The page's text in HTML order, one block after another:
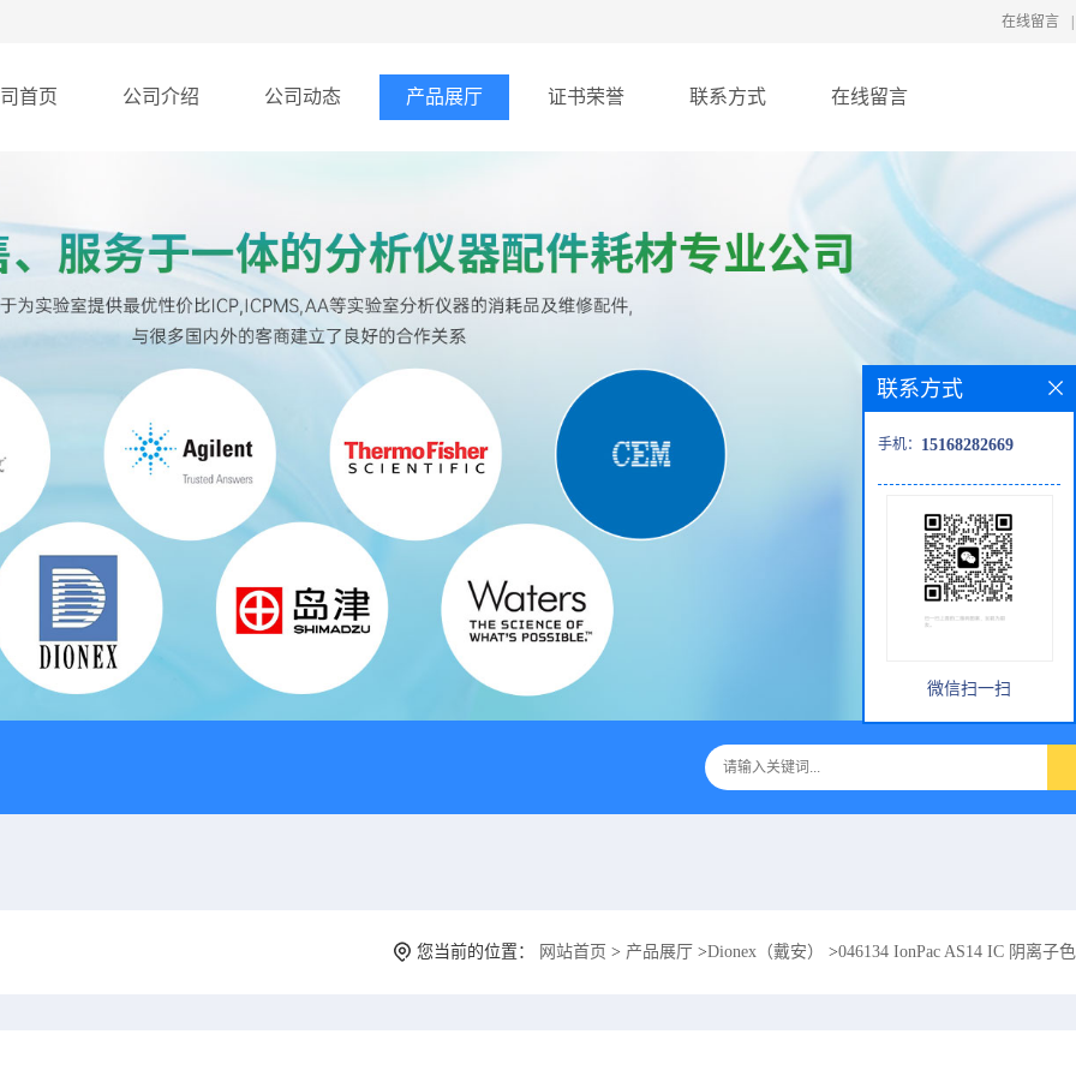
在线留言
首页 公司介绍 公司动态 产品展厅 证书荣誉 联系方式 在线留言
您当前的位置： 网站首页 > 产品展厅 >Dionex（戴安） >046134 IonPac AS14 IC 阴离子
联系方式
手机： 15168282669
微信扫一扫